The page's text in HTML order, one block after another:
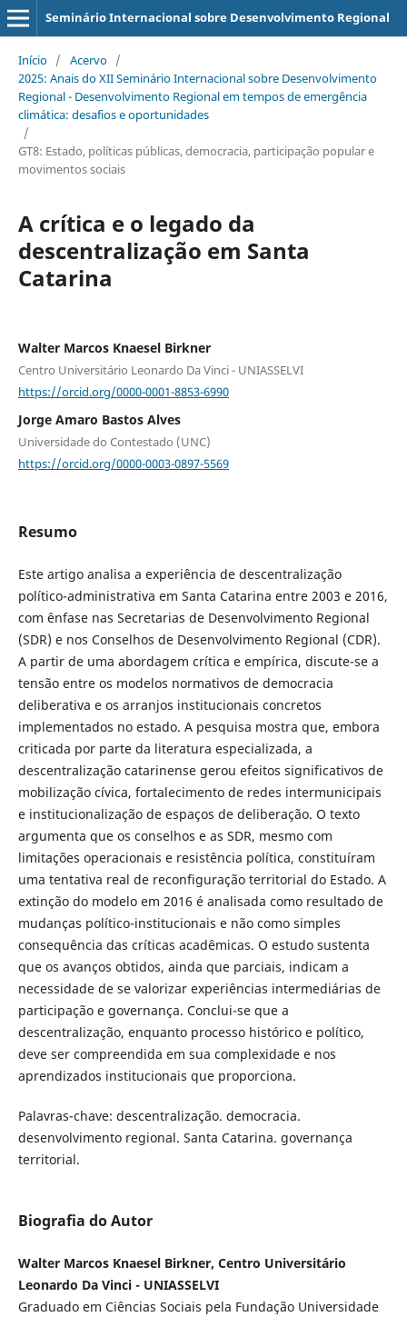
Seminário Internacional sobre Desenvolvimento Regional
Início / Acervo /
2025: Anais do XII Seminário Internacional sobre Desenvolvimento
Regional - Desenvolvimento Regional em tempos de emergência
climática: desafios e oportunidades
/
GT8: Estado, políticas públicas, democracia, participação popular e
movimentos sociais
A crítica e o legado da
descentralização em Santa
Catarina
Walter Marcos Knaesel Birkner
Centro Universitário Leonardo Da Vinci - UNIASSELVI
https://orcid.org/0000-0001-8853-6990
Jorge Amaro Bastos Alves
Universidade do Contestado (UNC)
https://orcid.org/0000-0003-0897-5569
Resumo
Este artigo analisa a experiência de descentralização
político-administrativa em Santa Catarina entre 2003 e 2016,
com ênfase nas Secretarias de Desenvolvimento Regional
(SDR) e nos Conselhos de Desenvolvimento Regional (CDR).
A partir de uma abordagem crítica e empírica, discute-se a
tensão entre os modelos normativos de democracia
deliberativa e os arranjos institucionais concretos
implementados no estado. A pesquisa mostra que, embora
criticada por parte da literatura especializada, a
descentralização catarinense gerou efeitos significativos de
mobilização cívica, fortalecimento de redes intermunicipais
e institucionalização de espaços de deliberação. O texto
argumenta que os conselhos e as SDR, mesmo com
limitações operacionais e resistência política, constituíram
uma tentativa real de reconfiguração territorial do Estado. A
extinção do modelo em 2016 é analisada como resultado de
mudanças político-institucionais e não como simples
consequência das críticas acadêmicas. O estudo sustenta
que os avanços obtidos, ainda que parciais, indicam a
necessidade de se valorizar experiências intermediárias de
participação e governança. Conclui-se que a
descentralização, enquanto processo histórico e político,
deve ser compreendida em sua complexidade e nos
aprendizados institucionais que proporciona.
Palavras-chave: descentralização. democracia.
desenvolvimento regional. Santa Catarina. governança
territorial.
Biografia do Autor
Walter Marcos Knaesel Birkner, Centro Universitário
Leonardo Da Vinci - UNIASSELVI
Graduado em Ciências Sociais pela Fundação Universidade